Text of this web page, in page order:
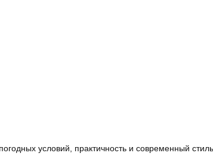
условий, практичность и современный стиль.